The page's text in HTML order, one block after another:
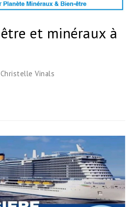
et minéraux à
Christelle Vinals